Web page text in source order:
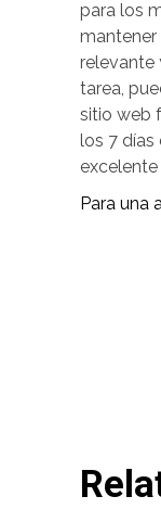
para los
relevante
tarea,
sitio web
los 7 días
excelente
Para una